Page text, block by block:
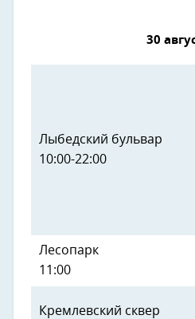
30
Лыбедский бульвар
10:00-22:00
Лесопарк
11:00
Кремлевский сквер